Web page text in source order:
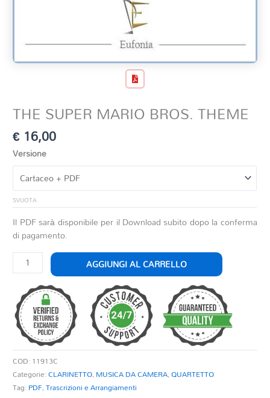
THE SUPER MARIO BROS. THEME
€ 16,00
Versione
SVUOTA
Il PDF sarà disponibile per il Download subito dopo la conferma
di pagamento.
THE
SUPER
MARIO
BROS.
THEME
quantità
AGGIUNGI AL CARRELLO
COD: 11913C
Categorie:CLARINETTO, MUSICA DA CAMERA,QUARTETTO
Tag: PDF,Trascrizioni e Arrangiamenti